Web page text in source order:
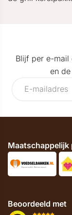
Blijf per e-mail
en
Maatschappelijk
Beoordeeld met